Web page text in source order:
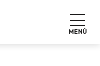
MENÚ
Hoteles